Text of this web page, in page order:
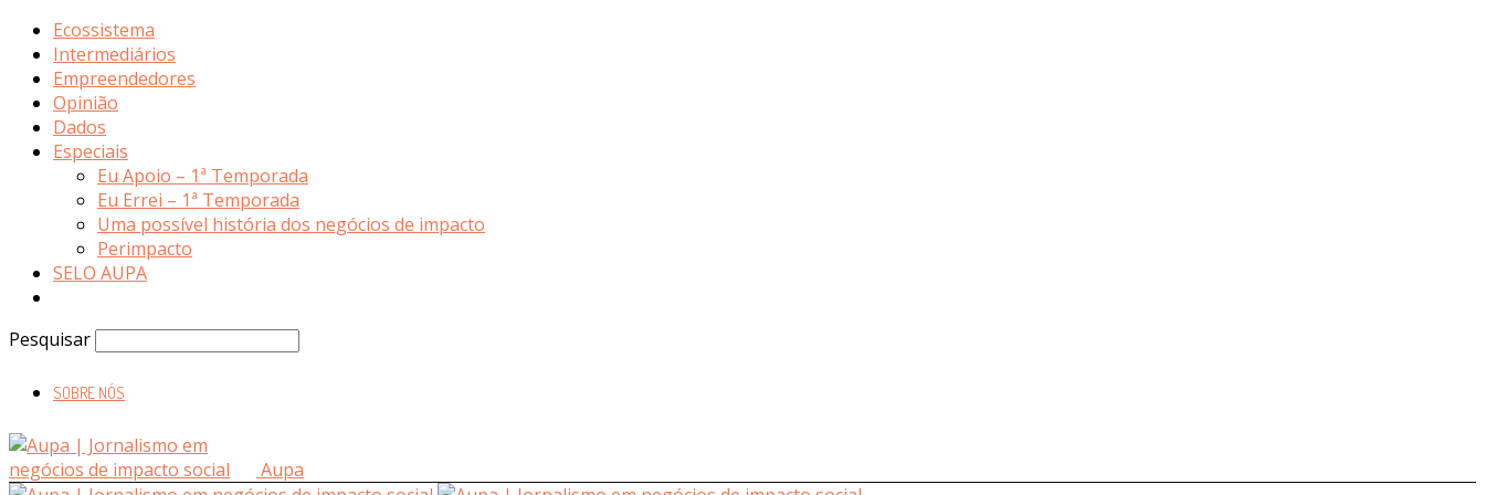
Ecossistema
Intermediários
Empreendedores
Opinião
Dados
Especiais
Eu Apoio – 1ª Temporada
Eu Errei – 1ª Temporada
Uma possível história dos negócios de impacto
Perimpacto
SELO AUPA
Pesquisar
SOBRE NÓS
Aupa